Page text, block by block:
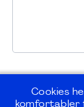
Cookies
komfortabler